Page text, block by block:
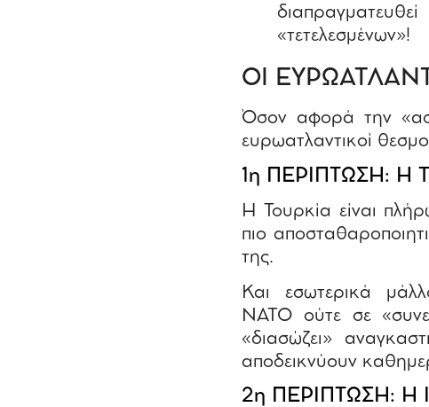
«τετελεσμένων»!
ΟΙ
Όσον αφορά την
ευρωατλαντικοί
1η ΠΕΡΙΠΤΩΣΗ: Η
Η Τουρκία είναι
πιο
της.
Και εσωτερικά
ΝΑΤΟ ούτε σε
«διασώζει»
αποδεικνύουν
2η ΠΕΡΙΠΤΩΣΗ: Η